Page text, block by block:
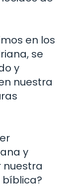
en los
se
y
nuestra
y